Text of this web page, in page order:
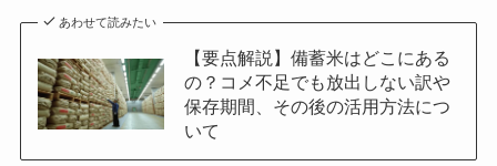
あわせて読みたい
【要点解説】備蓄米はどこにある
の？コメ不足でも放出しない訳や
保存期間、その後の活用方法につ
いて